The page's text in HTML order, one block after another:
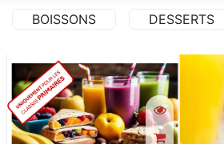
BOISSONS DESSERTS